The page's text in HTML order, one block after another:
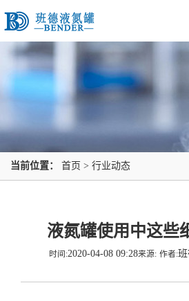
当前位置： 首页 > 行业动态
液氮罐使用中这些
时间:2020-04-08 09:28来源: 作者: